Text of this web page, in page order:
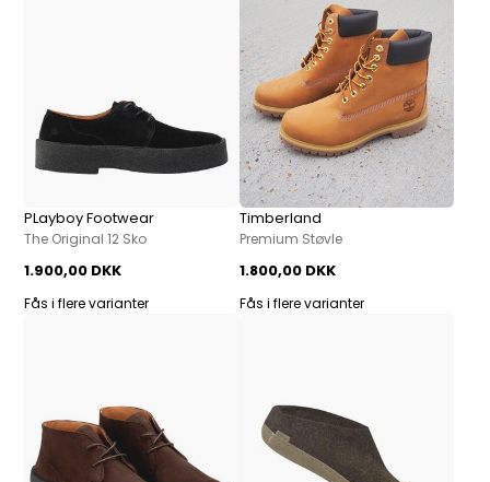
PLayboy Footwear
The Original 12 Sko
1.900,00 DKK
Fås i flere varianter
Timberland
Premium Støvle
1.800,00 DKK
Fås i flere varianter